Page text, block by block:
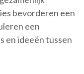
bevorderen een
een
en ideeën tussen